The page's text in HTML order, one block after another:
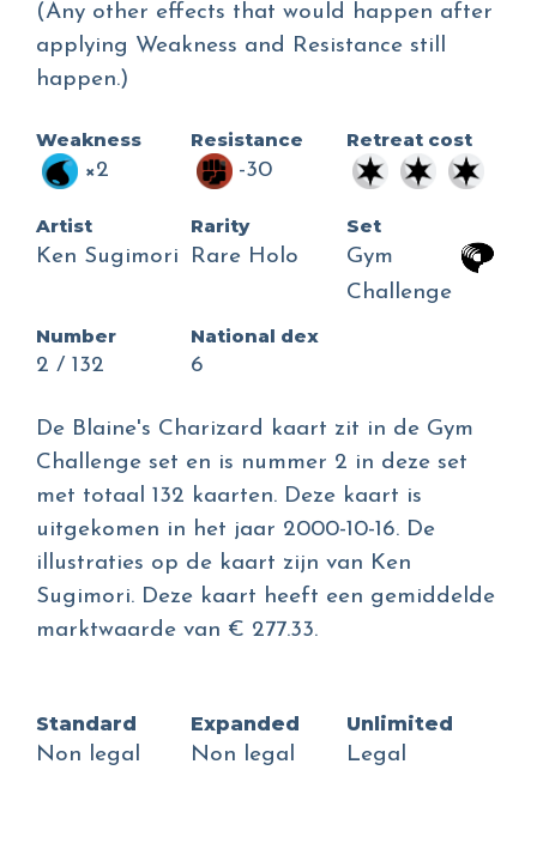
(Any other effects that would happen after
applying Weakness and Resistance still
happen.)
Weakness
×2
Resistance
-30
Retreat cost
Artist
Ken Sugimori
Rarity
Rare Holo
Set
Gym
Challenge
Number
2 / 132
National dex
6
De Blaine's Charizard kaart zit in de Gym
Challenge set en is nummer 2 in deze set
met totaal 132 kaarten. Deze kaart is
uitgekomen in het jaar 2000-10-16. De
illustraties op de kaart zijn van Ken
Sugimori. Deze kaart heeft een gemiddelde
marktwaarde van € 277.33.
Standard
Non legal
Expanded
Non legal
Unlimited
Legal